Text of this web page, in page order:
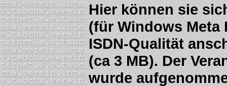
Hier können sie
(für Windows Meta
ISDN-Qualität
(ca 3 MB). Der
wurde